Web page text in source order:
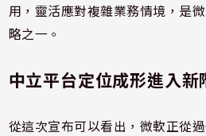
用，靈活應對複雜業務情境，是
略之一。
中立平台定位成形進入新
從這次宣布可以看出，微軟正從